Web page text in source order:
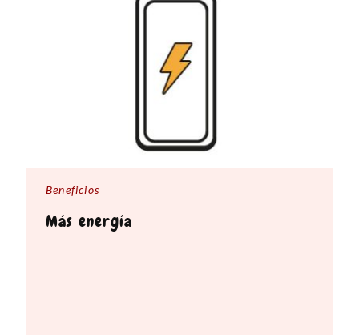
Beneficios
Más energía